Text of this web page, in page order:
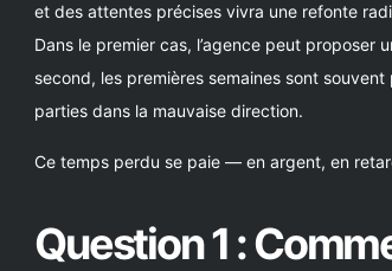
et des attentes précises vivra une refonte
Dans le premier cas, l’agence peut proposer
second, les premières semaines sont
parties dans la mauvaise direction.
Ce temps perdu se paie — en argent, en
Question 1 :